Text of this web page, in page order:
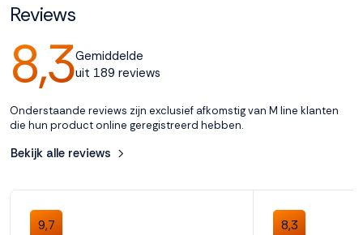
Reviews
8,3Gemiddelde
uit 189 reviews
Onderstaande reviews zijn exclusief afkomstig van M line klanten
die hun product online geregistreerd hebben.
Bekijk alle reviews
9,7 8,3